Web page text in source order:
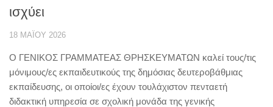
ισχύει
18 ΜΑΪ́ΟΥ 2026
Ο ΓΕΝΙΚΟΣ ΓΡΑΜΜΑΤΕΑΣ ΘΡΗΣΚΕΥΜΑΤΩΝ καλεί τους/τις
μόνιμους/ες εκπαιδευτικούς της δημόσιας δευτεροβάθμιας
εκπαίδευσης, οι οποίοι/ες έχουν τουλάχιστον πενταετή
διδακτική υπηρεσία σε σχολική μονάδα της γενικής